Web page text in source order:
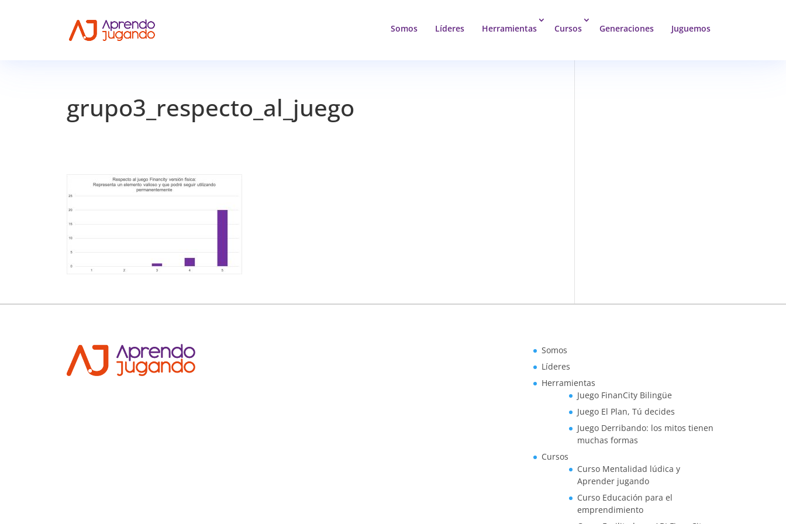
Somos Líderes Herramientas Cursos Generaciones Juguemos
grupo3_respecto_al_juego
Somos
Líderes
Herramientas
Juego FinanCity Bilingüe
Juego El Plan, Tú decides
Juego Derribando: los mitos tienen
muchas formas
Cursos
Curso Mentalidad lúdica y
Aprender jugando
Curso Educación para el
emprendimiento